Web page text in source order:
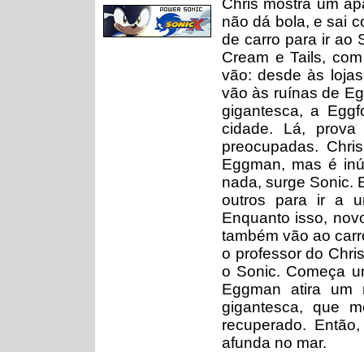
Chris mostra um
não dá bola, e sai
de carro para ir ao
Cream e Tails,
vão: desde às
vão às ruínas de
gigantesca, a
cidade. Lá,
preocupadas.
Eggman, mas é
nada, surge Sonic.
outros para ir a
Enquanto isso,
também vão ao
o professor do
o Sonic. Começa
Eggman atira
gigantesca, que
recuperado.
afunda no mar.